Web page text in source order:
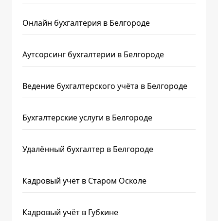
Онлайн бухгалтерия в Белгороде
Аутсорсинг бухгалтерии в Белгороде
Ведение бухгалтерского учёта в Белгороде
Бухгалтерские услуги в Белгороде
Удалённый бухгалтер в Белгороде
Кадровый учёт в Старом Осколе
Кадровый учёт в Губкине